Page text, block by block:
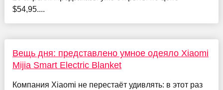
$54,95....
Вещь дня: представлено умное одеяло Xiaomi
Mijia Smart Electric Blanket
Компания Xiaomi не перестаёт удивлять: в этот раз